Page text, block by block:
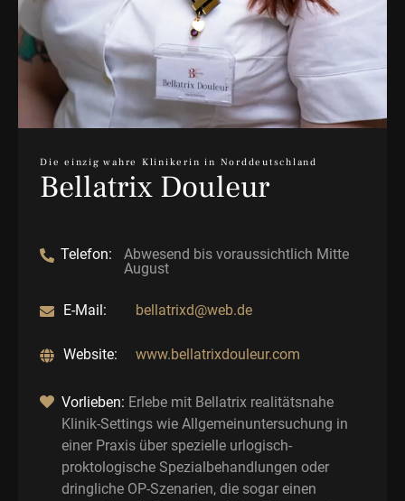
Die einzig wahre Klinikerin in Norddeutschland
Bellatrix Douleur
Telefon:
Abwesend bis voraussichtlich Mitte
August
E-Mail: bellatrixd@web.de
Website: www.bellatrixdouleur.com
Vorlieben: Erlebe mit Bellatrix realitätsnahe
Klinik-Settings wie Allgemeinuntersuchung in
einer Praxis über spezielle urlogisch-
proktologische Spezialbehandlungen oder
dringliche OP-Szenarien, die sogar einen